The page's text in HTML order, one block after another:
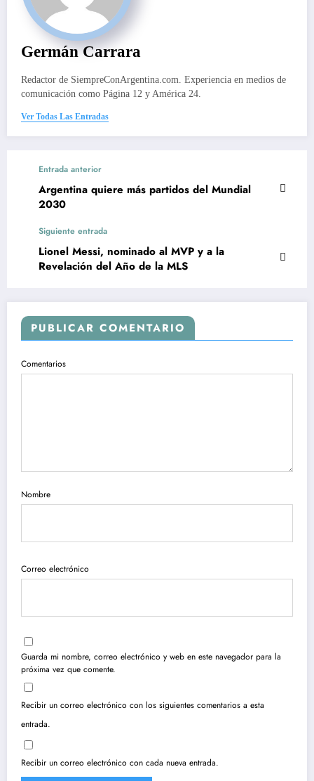
Germán Carrara
Redactor de SiempreConArgentina.com. Experiencia en medios de
comunicación como Página 12 y América 24.
Ver Todas Las Entradas
Entrada anterior
Argentina quiere más partidos del Mundial
2030
Siguiente entrada
Lionel Messi, nominado al MVP y a la
Revelación del Año de la MLS
PUBLICAR COMENTARIO
Comentarios
Nombre
Correo electrónico
Guarda mi nombre, correo electrónico y web en este navegador para la
próxima vez que comente.
Recibir un correo electrónico con los siguientes comentarios a esta
entrada.
Recibir un correo electrónico con cada nueva entrada.